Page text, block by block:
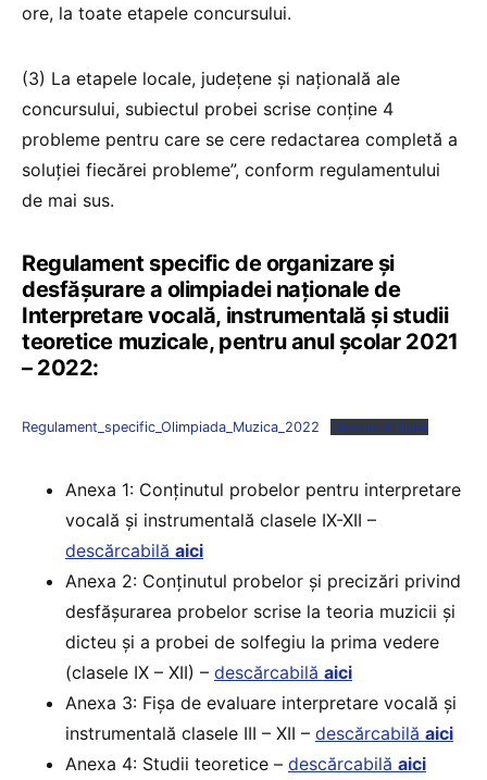
ore, la toate etapele concursului.
(3) La etapele locale, județene și națională ale
concursului, subiectul probei scrise conține 4
probleme pentru care se cere redactarea completă a
soluției fiecărei probleme”, conform regulamentului
de mai sus.
Regulament specific de organizare și
desfășurare a olimpiadei naționale de
Interpretare vocală, instrumentală și studii
teoretice muzicale, pentru anul școlar 2021
– 2022:
Regulament_specific_Olimpiada_Muzica_2022 Descarcă fișier
Anexa 1: Conţinutul probelor pentru interpretare
vocală şi instrumentală clasele IX-XII –
descărcabilă aici
Anexa 2: Conținutul probelor și precizări privind
desfăşurarea probelor scrise la teoria muzicii și
dicteu şi a probei de solfegiu la prima vedere
(clasele IX – XII) – descărcabilă aici
Anexa 3: Fişa de evaluare interpretare vocală şi
instrumentală clasele III – XII – descărcabilă aici
Anexa 4: Studii teoretice – descărcabilă aici